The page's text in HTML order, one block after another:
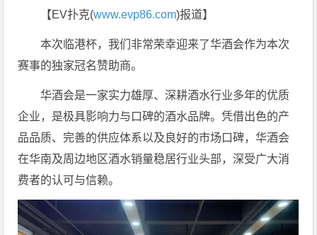
【EV扑克(www.evp86.com)报道】
本次临港杯，我们非常荣幸迎来了华酒会作为本次
赛事的独家冠名赞助商。
华酒会是一家实力雄厚、深耕酒水行业多年的优质
企业，是极具影响力与口碑的酒水品牌。凭借出色的产
品品质、完善的供应体系以及良好的市场口碑，华酒会
在华南及周边地区酒水销量稳居行业头部，深受广大消
费者的认可与信赖。